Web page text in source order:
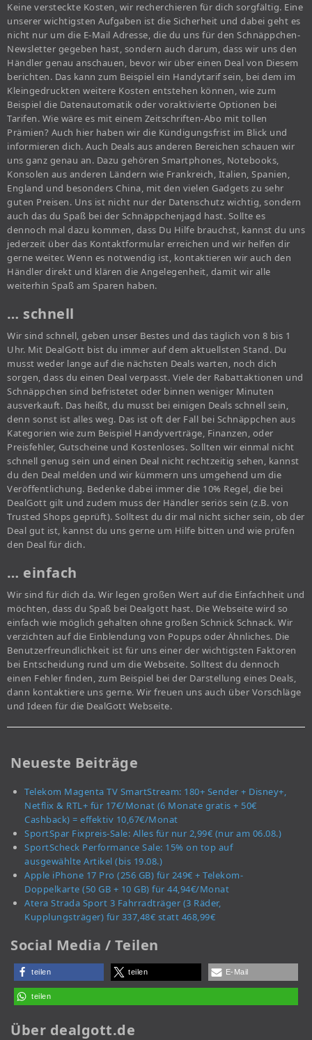
Keine versteckte Kosten, wir recherchieren für dich sorgfältig. Eine
unserer wichtigsten Aufgaben ist die Sicherheit und dabei geht es
nicht nur um die E-Mail Adresse, die du uns für den Schnäppchen-
Newsletter gegeben hast, sondern auch darum, dass wir uns den
Händler genau anschauen, bevor wir über einen Deal von Diesem
berichten. Das kann zum Beispiel ein Handytarif sein, bei dem im
Kleingedruckten weitere Kosten entstehen können, wie zum
Beispiel die Datenautomatik oder voraktivierte Optionen bei
Tarifen. Wie wäre es mit einem Zeitschriften-Abo mit tollen
Prämien? Auch hier haben wir die Kündigungsfrist im Blick und
informieren dich. Auch Deals aus anderen Bereichen schauen wir
uns ganz genau an. Dazu gehören Smartphones, Notebooks,
Konsolen aus anderen Ländern wie Frankreich, Italien, Spanien,
England und besonders China, mit den vielen Gadgets zu sehr
guten Preisen. Uns ist nicht nur der Datenschutz wichtig, sondern
auch das du Spaß bei der Schnäppchenjagd hast. Sollte es
dennoch mal dazu kommen, dass Du Hilfe brauchst, kannst du uns
jederzeit über das Kontaktformular erreichen und wir helfen dir
gerne weiter. Wenn es notwendig ist, kontaktieren wir auch den
Händler direkt und klären die Angelegenheit, damit wir alle
weiterhin Spaß am Sparen haben.
… schnell
Wir sind schnell, geben unser Bestes und das täglich von 8 bis 1
Uhr. Mit DealGott bist du immer auf dem aktuellsten Stand. Du
musst weder lange auf die nächsten Deals warten, noch dich
sorgen, dass du einen Deal verpasst. Viele der Rabattaktionen und
Schnäppchen sind befristetet oder binnen weniger Minuten
ausverkauft. Das heißt, du musst bei einigen Deals schnell sein,
denn sonst ist alles weg. Das ist oft der Fall bei Schnäppchen aus
Kategorien wie zum Beispiel Handyverträge, Finanzen, oder
Preisfehler, Gutscheine und Kostenloses. Sollten wir einmal nicht
schnell genug sein und einen Deal nicht rechtzeitig sehen, kannst
du den Deal melden und wir kümmern uns umgehend um die
Veröffentlichung. Bedenke dabei immer die 10% Regel, die bei
DealGott gilt und zudem muss der Händler seriös sein (z.B. von
Trusted Shops geprüft). Solltest du dir mal nicht sicher sein, ob der
Deal gut ist, kannst du uns gerne um Hilfe bitten und wie prüfen
den Deal für dich.
… einfach
Wir sind für dich da. Wir legen großen Wert auf die Einfachheit und
möchten, dass du Spaß bei Dealgott hast. Die Webseite wird so
einfach wie möglich gehalten ohne großen Schnick Schnack. Wir
verzichten auf die Einblendung von Popups oder Ähnliches. Die
Benutzerfreundlichkeit ist für uns einer der wichtigsten Faktoren
bei Entscheidung rund um die Webseite. Solltest du dennoch
einen Fehler finden, zum Beispiel bei der Darstellung eines Deals,
dann kontaktiere uns gerne. Wir freuen uns auch über Vorschläge
und Ideen für die DealGott Webseite.
Neueste Beiträge
Telekom Magenta TV SmartStream: 180+ Sender + Disney+,
Netflix & RTL+ für 17€/Monat (6 Monate gratis + 50€
Cashback) = effektiv 10,67€/Monat
SportSpar Fixpreis-Sale: Alles für nur 2,99€ (nur am 06.08.)
SportScheck Performance Sale: 15% on top auf
ausgewählte Artikel (bis 19.08.)
Apple iPhone 17 Pro (256 GB) für 249€ + Telekom-
Doppelkarte (50 GB + 10 GB) für 44,94€/Monat
Atera Strada Sport 3 Fahrradträger (3 Räder,
Kupplungsträger) für 337,48€ statt 468,99€
Social Media / Teilen
teilen teilen E-Mail
teilen
Über dealgott.de